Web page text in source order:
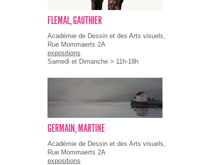
FLEMAL, GAUTHIER
Académie de Dessin et des Arts visuels,
Rue Mommaerts 2A
expositions
Samedi et Dimanche > 11h-18h
GERMAIN, MARTINE
Académie de Dessin et des Arts visuels,
Rue Mommaerts 2A
expositions